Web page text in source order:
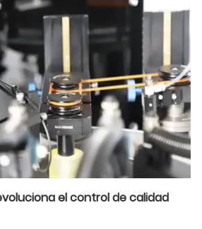
el control de calidad